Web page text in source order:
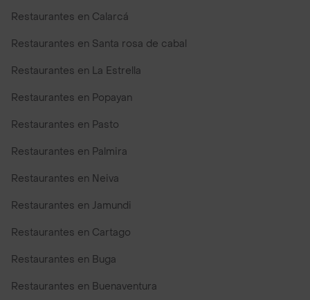
Restaurantes en Calarcá
Restaurantes en Santa rosa de cabal
Restaurantes en La Estrella
Restaurantes en Popayan
Restaurantes en Pasto
Restaurantes en Palmira
Restaurantes en Neiva
Restaurantes en Jamundi
Restaurantes en Cartago
Restaurantes en Buga
Restaurantes en Buenaventura